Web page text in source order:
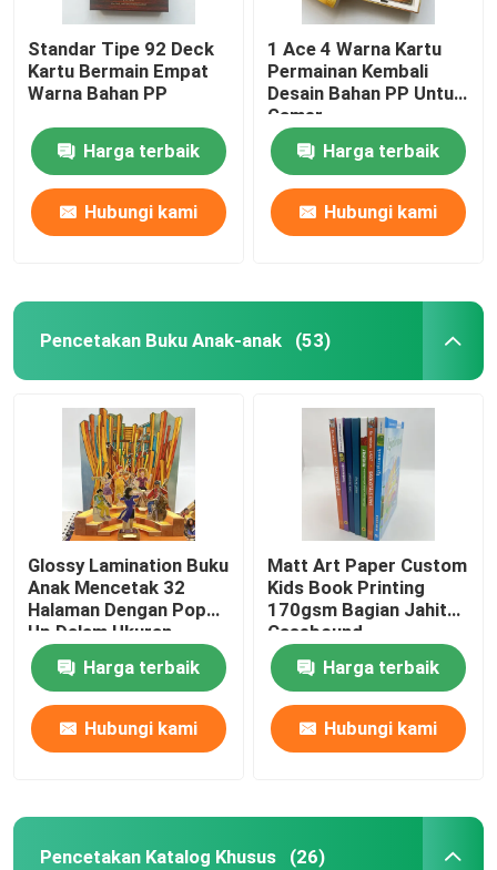
Standar Tipe 92 Deck
Kartu Bermain Empat
Warna Bahan PP
Harga terbaik
Hubungi kami
1 Ace 4 Warna Kartu
Permainan Kembali
Desain Bahan PP Untuk
Gamer
Harga terbaik
Hubungi kami
Pencetakan Buku Anak-anak (53)
Glossy Lamination Buku
Anak Mencetak 32
Halaman Dengan Pop
Up Dalam Ukuran
8.5x11
Harga terbaik
Hubungi kami
Matt Art Paper Custom
Kids Book Printing
170gsm Bagian Jahit
Casebound
Harga terbaik
Hubungi kami
Pencetakan Katalog Khusus (26)